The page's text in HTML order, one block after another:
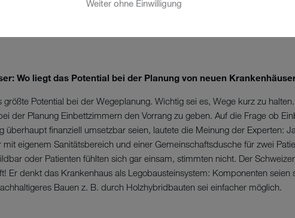
Weiter ohne Einwilligung
von Abfall nur eingeschränkt möglich. Zwischenlagerungen an nicht
Hygienerisiko für Personal und Patienten. Besonders wichtig
Wo liegt das Potential bei der Planung von neuen
Potential bei der Wegeplanung. Wichtig sei es, Wege kurz zu
der Planung Einbettzimmern den Vorrang zu geben. Auf die Frage ob
überhaupt finanziell umsetzbar seien, lautete die Meinung der Experten:
eigenem Sanitätsbereich und einer Gemeinschaftsdusche für zwei
oder Patienten fühlten sich gar einsam, stimmten nicht. Der
Er denkt das Krankenhaus als Legobausteinsystem: Komponenten seien
Bauen z. B. durch Holzhybridbauten sei einfacher möglich.